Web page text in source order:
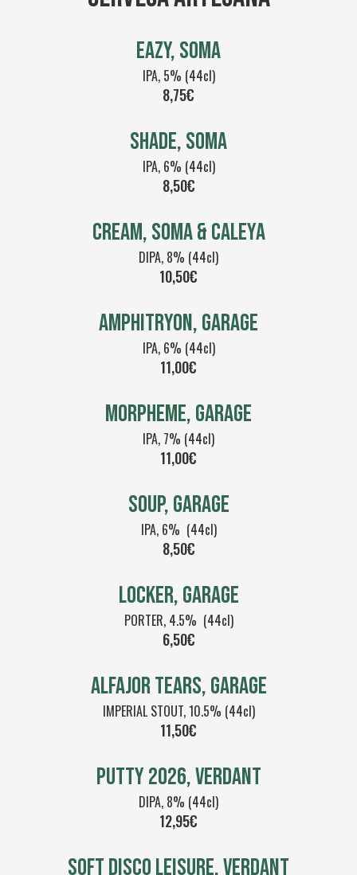
EAZY, SOMA
IPA, 5% (44cl)
8,75€
SHADE, SOMA
IPA, 6% (44cl)
8,50€
CREAM, SOMA & CALEYA
DIPA, 8% (44cl)
10,50€
AMPHITRYON, GARAGE
IPA, 6% (44cl)
11,00€
MORPHEME, GARAGE
IPA, 7% (44cl)
11,00€
SOUP, GARAGE
IPA, 6% (44cl)
8,50€
LOCKER, GARAGE
PORTER, 4.5% (44cl)
6,50€
Alfajor tears, garage
IMPERIAL STOUT, 10.5% (44cl)
11,50€
PUTTY 2026, VERDANT
DIPA, 8% (44cl)
12,95€
SOFT DISCO LEISURE, VERDANT